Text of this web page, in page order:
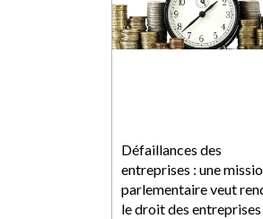
Défaillances des
entreprises : une
parlementaire veut
le droit des entreprises